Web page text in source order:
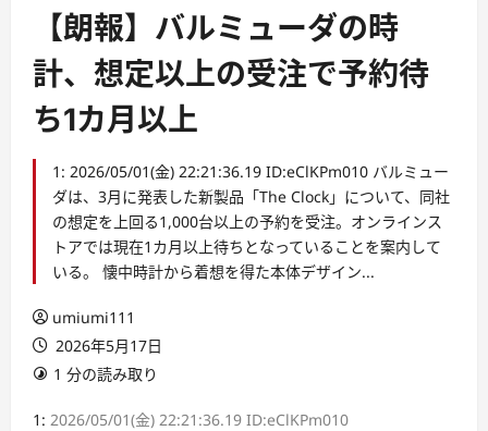
【朗報】バルミューダの時
計、想定以上の受注で予約待
ち1カ月以上
1: 2026/05/01(金) 22:21:36.19 ID:eClKPm010 バルミュー
ダは、3月に発表した新製品「The Clock」について、同社
の想定を上回る1,000台以上の予約を受注。オンラインス
トアでは現在1カ月以上待ちとなっていることを案内して
いる。 懐中時計から着想を得た本体デザイン...
umiumi111
2026年5月17日
1 分の読み取り
1: 2026/05/01(金) 22:21:36.19 ID:eClKPm010